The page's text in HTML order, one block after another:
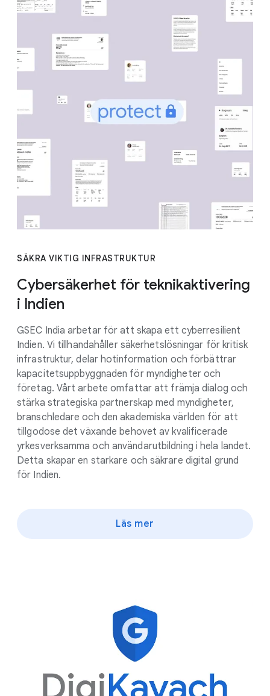
SÄKRA VIKTIG INFRASTRUKTUR
Cybersäkerhet för teknikaktivering
i Indien
GSEC India arbetar för att skapa ett cyberresilient
Indien. Vi tillhandahåller säkerhetslösningar för kritisk
infrastruktur, delar hotinformation och förbättrar
kapacitetsuppbyggnaden för myndigheter och
företag. Vårt arbete omfattar att främja dialog och
stärka strategiska partnerskap med myndigheter,
branschledare och den akademiska världen för att
tillgodose det växande behovet av kvalificerade
yrkesverksamma och användarutbildning i hela landet.
Detta skapar en starkare och säkrare digital grund
för Indien.
Läs mer